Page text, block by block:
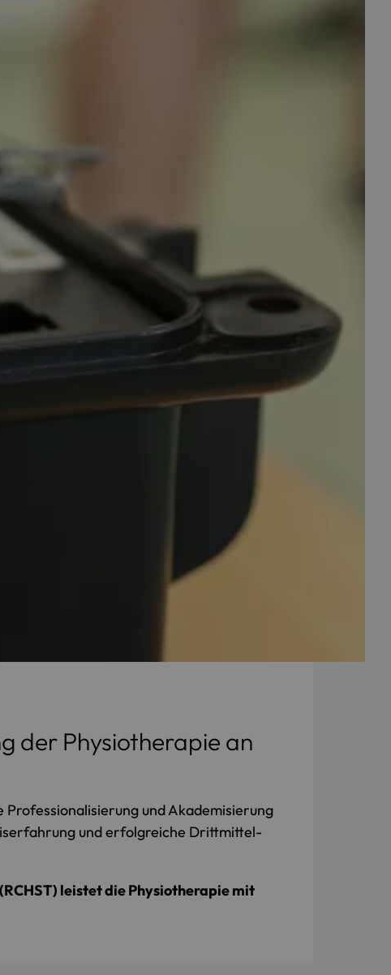
der Physiotherapie an
und Akademisierung
und erfolgreiche Drittmittel­
leistet die Physiotherapie mit